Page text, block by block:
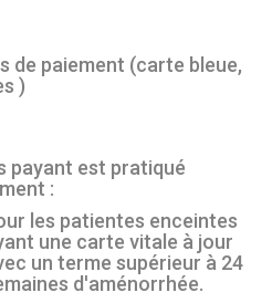
de paiement (carte bleue,
)
payant est pratiqué
:
les patientes enceintes
une carte vitale à jour
un terme supérieur à 24
d'aménorrhée.